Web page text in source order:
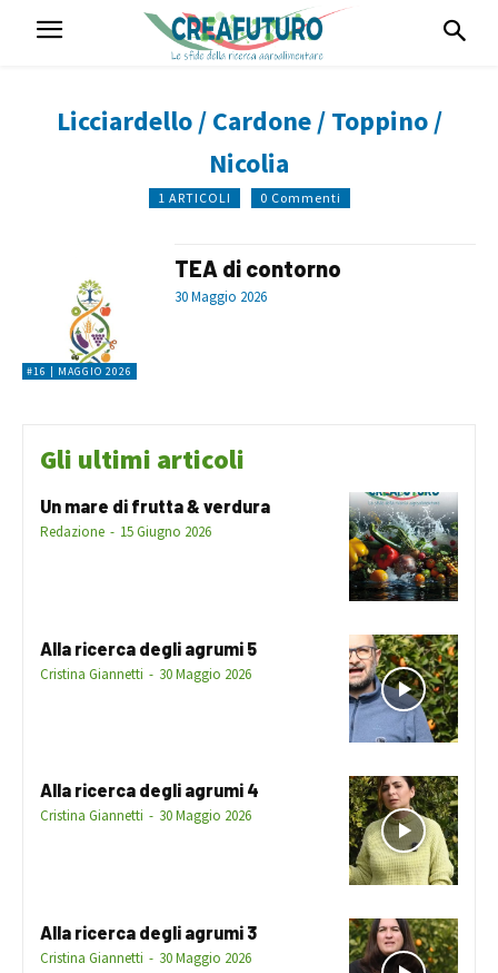
Licciardello / Cardone / Toppino /
Nicolia
1 ARTICOLI 0 Commenti
#16 | MAGGIO 2026
TEA di contorno
30 Maggio 2026
Gli ultimi articoli
Un mare di frutta & verdura
Redazione - 15 Giugno 2026
Alla ricerca degli agrumi 5
Cristina Giannetti - 30 Maggio 2026
Alla ricerca degli agrumi 4
Cristina Giannetti - 30 Maggio 2026
Alla ricerca degli agrumi 3
Cristina Giannetti - 30 Maggio 2026